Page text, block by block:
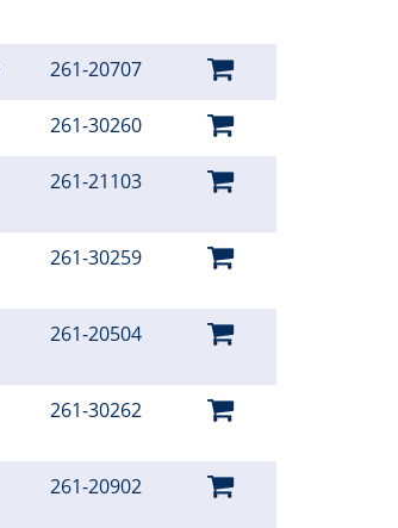
261-20707
261-30260
261-21103
261-30259
261-20504
261-30262
261-20902